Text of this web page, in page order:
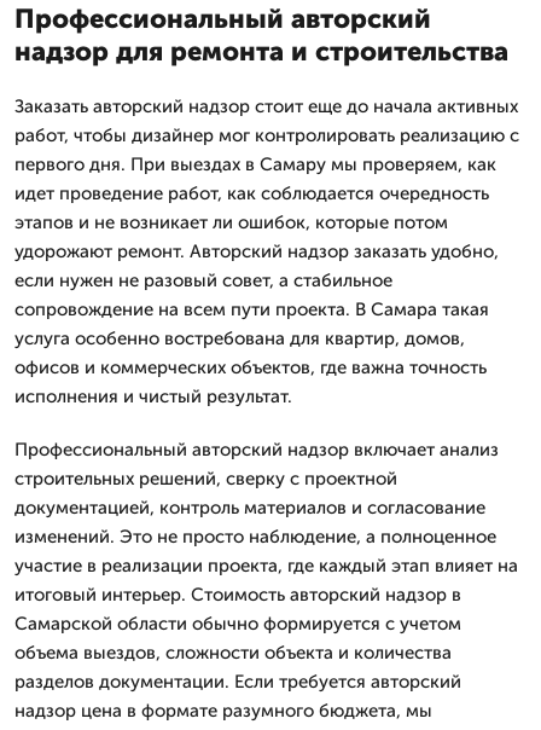
Профессиональный авторский
надзор для ремонта и строительства
Заказать авторский надзор стоит еще до начала активных
работ, чтобы дизайнер мог контролировать реализацию с
первого дня. При выездах в Самару мы проверяем, как
идет проведение работ, как соблюдается очередность
этапов и не возникает ли ошибок, которые потом
удорожают ремонт. Авторский надзор заказать удобно,
если нужен не разовый совет, а стабильное
сопровождение на всем пути проекта. В Самара такая
услуга особенно востребована для квартир, домов,
офисов и коммерческих объектов, где важна точность
исполнения и чистый результат.
Профессиональный авторский надзор включает анализ
строительных решений, сверку с проектной
документацией, контроль материалов и согласование
изменений. Это не просто наблюдение, а полноценное
участие в реализации проекта, где каждый этап влияет на
итоговый интерьер. Стоимость авторский надзор в
Самарской области обычно формируется с учетом
объема выездов, сложности объекта и количества
разделов документации. Если требуется авторский
надзор цена в формате разумного бюджета, мы